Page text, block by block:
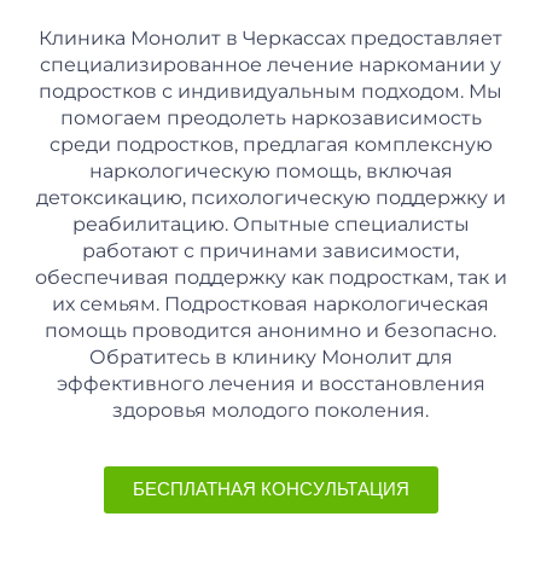
Клиника Монолит в Черкассах предоставляет
специализированное лечение наркомании у
подростков с индивидуальным подходом. Мы
помогаем преодолеть наркозависимость
среди подростков, предлагая комплексную
наркологическую помощь, включая
детоксикацию, психологическую поддержку и
реабилитацию. Опытные специалисты
работают с причинами зависимости,
обеспечивая поддержку как подросткам, так и
их семьям. Подростковая наркологическая
помощь проводится анонимно и безопасно.
Обратитесь в клинику Монолит для
эффективного лечения и восстановления
здоровья молодого поколения.
БЕСПЛАТНАЯ КОНСУЛЬТАЦИЯ